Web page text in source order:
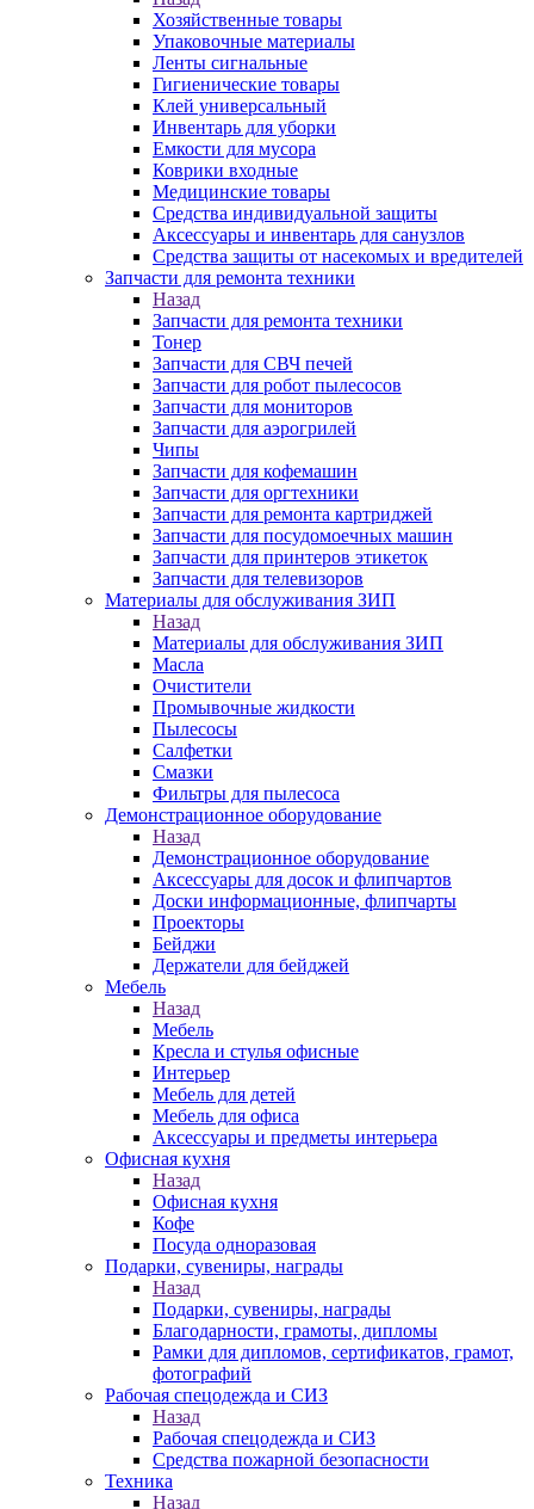
Хозяйственные товары
Упаковочные материалы
Ленты сигнальные
Гигиенические товары
Клей универсальный
Инвентарь для уборки
Емкости для мусора
Коврики входные
Медицинские товары
Средства индивидуальной защиты
Аксессуары и инвентарь для санузлов
Средства защиты от насекомых и вредителей
Запчасти для ремонта техники
Назад
Запчасти для ремонта техники
Тонер
Запчасти для СВЧ печей
Запчасти для робот пылесосов
Запчасти для мониторов
Запчасти для аэрогрилей
Чипы
Запчасти для кофемашин
Запчасти для оргтехники
Запчасти для ремонта картриджей
Запчасти для посудомоечных машин
Запчасти для принтеров этикеток
Запчасти для телевизоров
Материалы для обслуживания ЗИП
Назад
Материалы для обслуживания ЗИП
Масла
Очистители
Промывочные жидкости
Пылесосы
Салфетки
Смазки
Фильтры для пылесоса
Демонстрационное оборудование
Назад
Демонстрационное оборудование
Аксессуары для досок и флипчартов
Доски информационные, флипчарты
Проекторы
Бейджи
Держатели для бейджей
Мебель
Назад
Мебель
Кресла и стулья офисные
Интерьер
Мебель для детей
Мебель для офиса
Аксессуары и предметы интерьера
Офисная кухня
Назад
Офисная кухня
Кофе
Посуда одноразовая
Подарки, сувениры, награды
Назад
Подарки, сувениры, награды
Благодарности, грамоты, дипломы
Рамки для дипломов, сертификатов, грамот,
фотографий
Рабочая спецодежда и СИЗ
Назад
Рабочая спецодежда и СИЗ
Средства пожарной безопасности
Техника
Назад